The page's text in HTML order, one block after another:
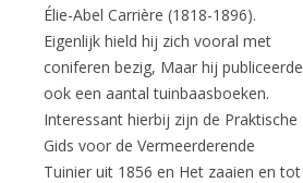
Élie-Abel Carrière (1818-1896).
Eigenlijk hield hij zich vooral met
coniferen bezig, Maar hij publiceerde
ook een aantal tuinbaasboeken.
Interessant hierbij zijn de Praktische
Gids voor de Vermeerderende
Tuinier uit 1856 en Het zaaien en tot